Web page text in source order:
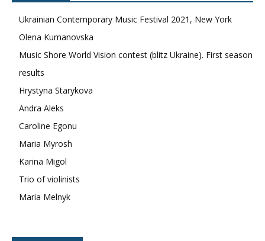
Ukrainian Contemporary Music Festival 2021, New York
Olena Kumanovska
Music Shore World Vision contest (blitz Ukraine). First season
results
Hrystyna Starykova
Andra Aleks
Caroline Egonu
Maria Myrosh
Karina Migol
Trio of violinists
Maria Melnyk